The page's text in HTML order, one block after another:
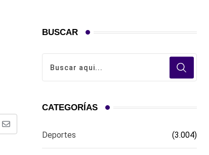
Comparte
BUSCAR
CATEGORÍAS
Deportes (3.004)